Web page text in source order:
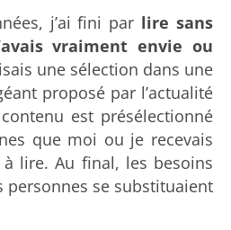
j’ai fini par lire sans
vraiment envie ou
une sélection dans une
proposé par l’actualité
est présélectionné
que moi ou je recevais
à lire. Au final, les besoins
personnes se substituaient